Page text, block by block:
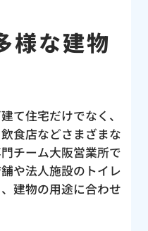
様な建物
て住宅だけでなく、
食店などさまざまな
チーム大阪営業所で
や法人施設のトイレ
建物の用途に合わせ